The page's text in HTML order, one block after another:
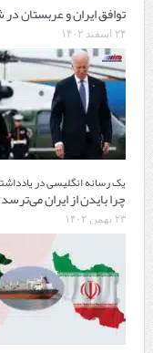
توافق ایران و عربستان
۲۴ اسفند ۱۴۰۲
یک رسانه انگلیسی در
چرا بایدن از ایران
۲۳ بهمن ۱۴۰۲